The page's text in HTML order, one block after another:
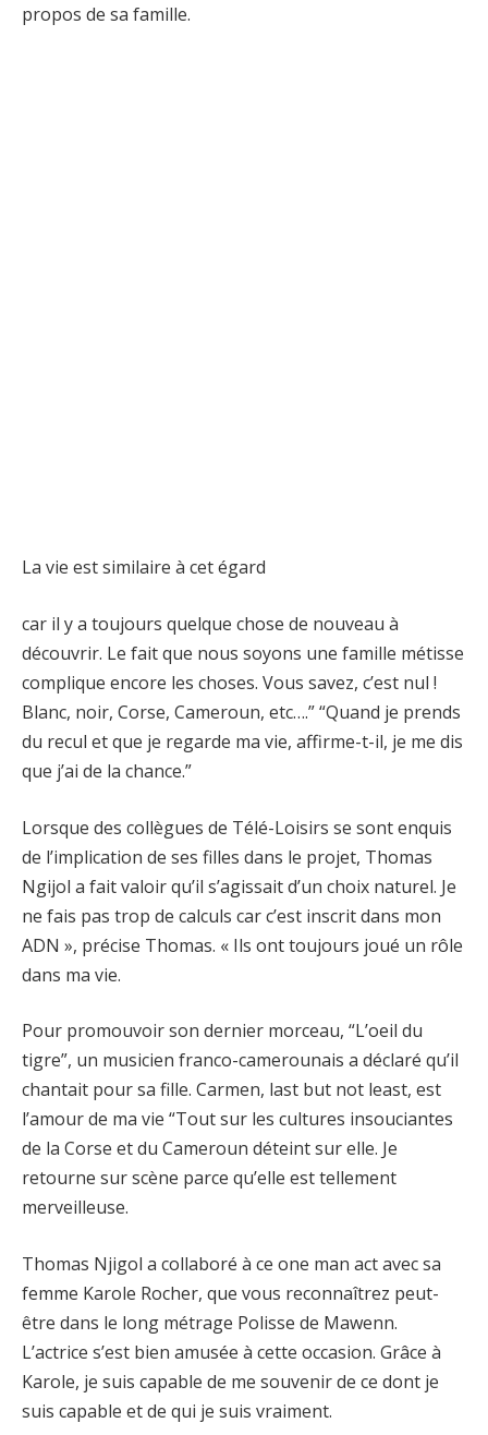
propos de sa famille.
La vie est similaire à cet égard
car il y a toujours quelque chose de nouveau à
découvrir. Le fait que nous soyons une famille métisse
complique encore les choses. Vous savez, c’est nul !
Blanc, noir, Corse, Cameroun, etc….” “Quand je prends
du recul et que je regarde ma vie, affirme-t-il, je me dis
que j’ai de la chance.”
Lorsque des collègues de Télé-Loisirs se sont enquis
de l’implication de ses filles dans le projet, Thomas
Ngijol a fait valoir qu’il s’agissait d’un choix naturel. Je
ne fais pas trop de calculs car c’est inscrit dans mon
ADN », précise Thomas. « Ils ont toujours joué un rôle
dans ma vie.
Pour promouvoir son dernier morceau, “L’oeil du
tigre”, un musicien franco-camerounais a déclaré qu’il
chantait pour sa fille. Carmen, last but not least, est
l’amour de ma vie “Tout sur les cultures insouciantes
de la Corse et du Cameroun déteint sur elle. Je
retourne sur scène parce qu’elle est tellement
merveilleuse.
Thomas Njigol a collaboré à ce one man act avec sa
femme Karole Rocher, que vous reconnaîtrez peut-
être dans le long métrage Polisse de Mawenn.
L’actrice s’est bien amusée à cette occasion. Grâce à
Karole, je suis capable de me souvenir de ce dont je
suis capable et de qui je suis vraiment.